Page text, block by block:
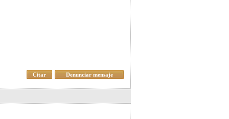
Denunciar mensaje
Citar